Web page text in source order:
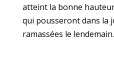
atteint la bonne
qui pousseront dans la
ramassées le lendemain.